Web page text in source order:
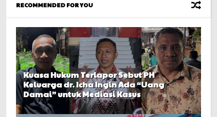
RECOMMENDED FOR YOU
Kuasa Hukum Terlapor Sebut PH
Keluarga dr. Icha Ingin Ada “Uang
Damai” untuk Mediasi Kasus